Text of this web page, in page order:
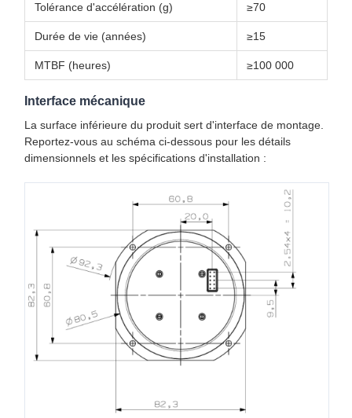
Tolérance d'accélération (g) ≥70
Durée de vie (années) ≥15
MTBF (heures) ≥100 000
Interface mécanique
La surface inférieure du produit sert d'interface de montage.
Reportez-vous au schéma ci-dessous pour les détails
dimensionnels et les spécifications d'installation :